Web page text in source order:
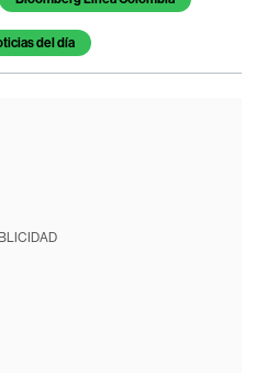
del día